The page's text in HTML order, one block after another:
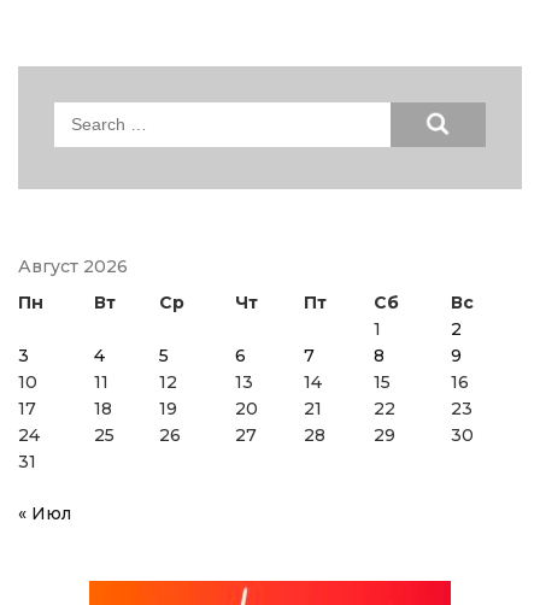
Search
Август 2026
Пн
Вт Ср Чт Пт Сб
Вс
1
2
3
4 5 6 7 8
9
10
11 12 13 14 15
16
17
18 19 20 21 22
23
24
25 26 27 28 29
30
31
« Июл